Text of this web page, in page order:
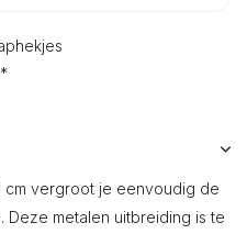
cm vergroot je eenvoudig de
Deze metalen uitbreiding is te